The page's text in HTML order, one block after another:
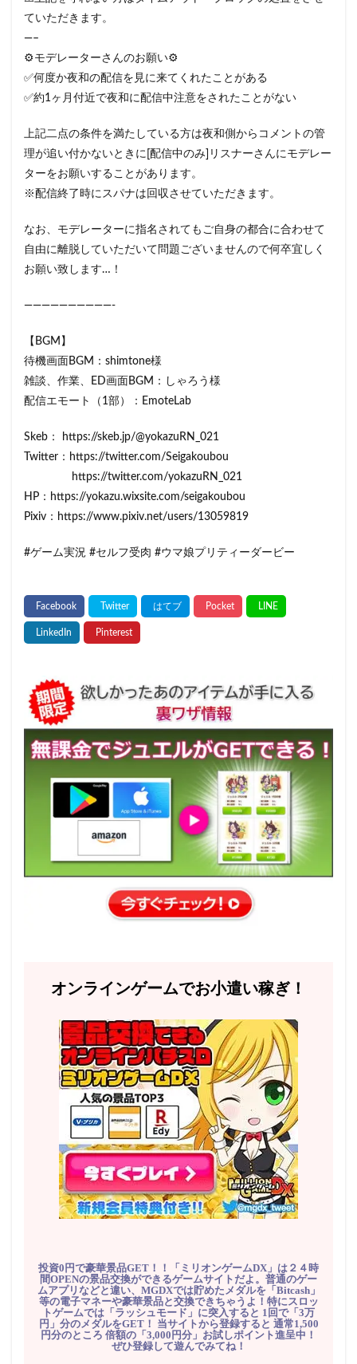
ていただきます。
—–
⚙モデレーターさんのお願い⚙
✅何度か夜和の配信を見に来てくれたことがある
✅約1ヶ月付近で夜和に配信中注意をされたことがない
上記二点の条件を満たしている方は夜和側からコメントの管
理が追い付かないときに[配信中のみ]リスナーさんにモデレー
ターをお願いすることがあります。
※配信終了時にスパナは回収させていただきます。
なお、モデレーターに指名されてもご自身の都合に合わせて
自由に離脱していただいて問題ございませんので何卒宜しく
お願い致します…！
——————————-
【BGM】
待機画面BGM：shimtone様
雑談、作業、ED画面BGM：しゃろう様
配信エモート（1部）：EmoteLab
Skeb： https://skeb.jp/@yokazuRN_021
Twitter：https://twitter.com/Seigakoubou
https://twitter.com/yokazuRN_021
HP：https://yokazu.wixsite.com/seigakoubou
Pixiv：https://www.pixiv.net/users/13059819
#ゲーム実況 #セルフ受肉 #ウマ娘プリティーダービー
オンラインゲームでお小遣い稼ぎ！
投資0円で豪華景品GET！！「ミリオンゲームDX」は２４時
間OPENの景品交換ができるゲームサイトだよ。普通のゲー
ムアプリなどと違い、MGDXでは貯めたメダルを「Bitcash」
等の電子マネーや豪華景品と交換できちゃうよ！特にスロッ
トゲームでは「ラッシュモード」に突入すると 1回で「3万
円」分のメダルをGET！ 当サイトから登録すると 通常1,500
円分のところ 倍額の「3,000円分」お試しポイント進呈中！
ぜひ登録して遊んでみてね！